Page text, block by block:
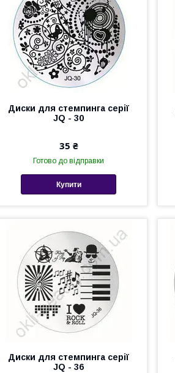
Диски для стемпинга серії
JQ - 30
35 ₴
Готово до відправки
Купити
Диски для стемпинга серії
JQ - 36